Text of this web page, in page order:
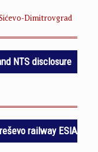
Dimitrovgrad
NTS disclosure
railway ESIA